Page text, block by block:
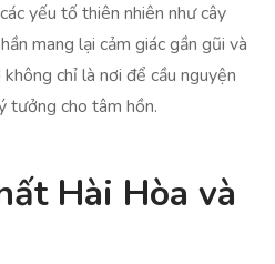
yếu tố thiên nhiên như cây
mang lại cảm giác gần gũi và
chỉ là nơi để cầu nguyện
tưởng cho tâm hồn.
Hài Hòa và